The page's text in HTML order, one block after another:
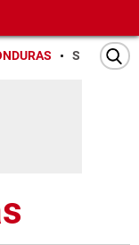
SAN PEDRO